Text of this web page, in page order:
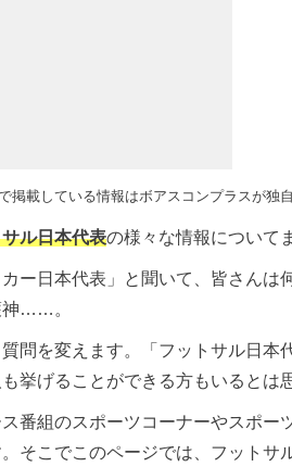
掲載している情報はボアスコンプラスが独
ル日本代表の様々な情報について
カー日本代表」と聞いて、皆さん
神……。
問を変えます。「フットサル日本
挙げることができる方もいるとは
番組のスポーツコーナーやスポー
そこでこのページでは、フットサ